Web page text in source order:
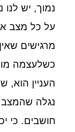
נמוך, יש
על כל מצב
מרגישים
כשלעצמה
העניין הוא,
נגלה שהמצב
חושבים. כי